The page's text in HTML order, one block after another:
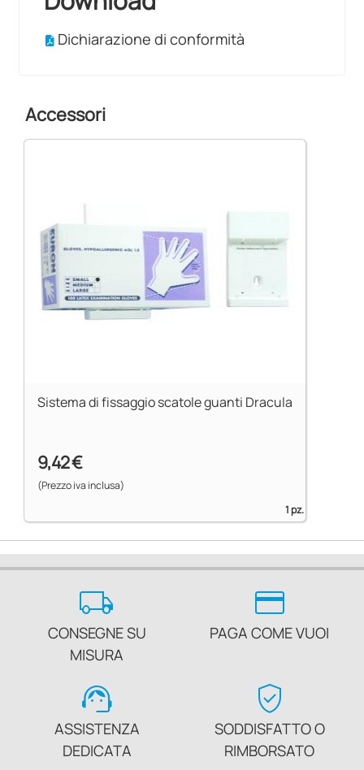
Dichiarazione di conformità
Accessori
Sistema di fissaggio scatole guanti Dracula
9,42 €
(Prezzo iva inclusa)
1 pz.
local_shipping
CONSEGNE SU
MISURA
credit_card
PAGA COME VUOI
support_agent
ASSISTENZA
DEDICATA
verified_user
SODDISFATTO O
RIMBORSATO